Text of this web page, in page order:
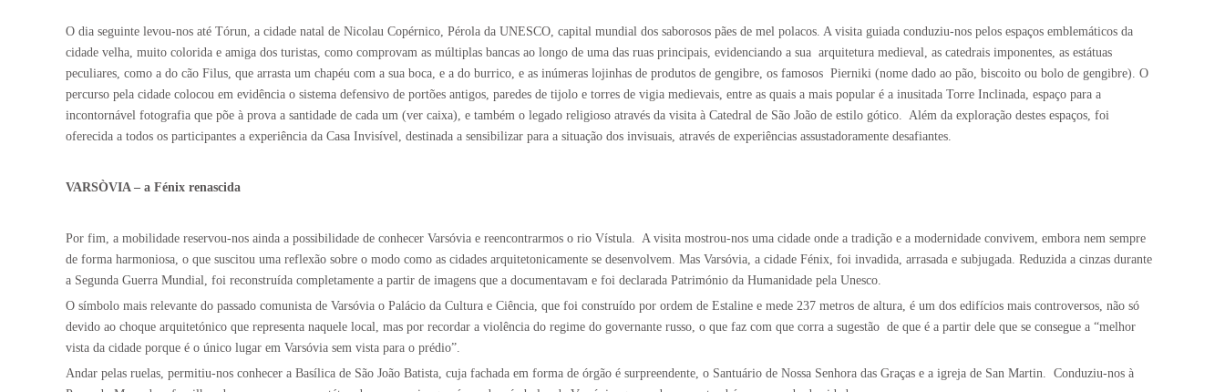
O dia seguinte levou-nos até Tórun, a cidade natal de Nicolau Copérnico, Pérola da UNESCO, capital mundial dos saborosos pães de mel polacos. A visita guiada conduziu-nos pelos espaços emblemáticos da
cidade velha, muito colorida e amiga dos turistas, como comprovam as múltiplas bancas ao longo de uma das ruas principais, evidenciando a sua arquitetura medieval, as catedrais imponentes, as estátuas
peculiares, como a do cão Filus, que arrasta um chapéu com a sua boca, e a do burrico, e as inúmeras lojinhas de produtos de gengibre, os famosos Pierniki (nome dado ao pão, biscoito ou bolo de gengibre). O
percurso pela cidade colocou em evidência o sistema defensivo de portões antigos, paredes de tijolo e torres de vigia medievais, entre as quais a mais popular é a inusitada Torre Inclinada, espaço para a
incontornável fotografia que põe à prova a santidade de cada um (ver caixa), e também o legado religioso através da visita à Catedral de São João de estilo gótico.
Além da exploração destes espaços, foi
oferecida a todos os participantes a experiência da Casa Invisível, destinada a sensibilizar para a situação dos invisuais, através de experiências assustadoramente desafiantes.
VARSÒVIA – a Fénix renascida
Por fim, a mobilidade reservou-nos ainda a possibilidade de conhecer Varsóvia e reencontrarmos o rio Vístula.
A visita mostrou-nos uma cidade onde a tradição e a modernidade convivem, embora nem sempre
de forma harmoniosa, o que suscitou uma reflexão sobre o modo como as cidades arquitetonicamente se desenvolvem. Mas Varsóvia, a cidade Fénix, foi invadida, arrasada e subjugada. Reduzida a cinzas durante
a Segunda Guerra Mundial, foi reconstruída completamente a partir de imagens que a documentavam e foi declarada Património da Humanidade pela Unesco.
O símbolo mais relevante do passado comunista de Varsóvia o Palácio da Cultura e Ciência, que foi construído por ordem de Estaline e mede 237 metros de altura, é um dos edifícios mais controversos, não só
devido ao choque arquitetónico que representa naquele local, mas por recordar a violência do regime do governante russo, o que faz com que corra a sugestão de que é a partir dele que se consegue a “melhor
vista da cidade porque é o único lugar em Varsóvia sem vista para o prédio”.
Andar pelas ruelas, permitiu-nos conhecer a Basílica de São João Batista, cuja fachada em forma de órgão é surpreendente, o Santuário de Nossa Senhora das Graças e a igreja de San Martin.
Conduziu-nos à